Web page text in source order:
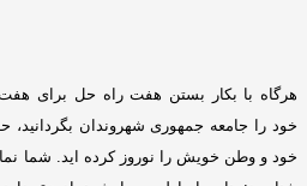
هرگاه با بکار بستن هفت راه حل برای
خود را جامعه جمهوری شهروندان بگردانید،
خود و وطن خویش را نوروز کرده اید
شما